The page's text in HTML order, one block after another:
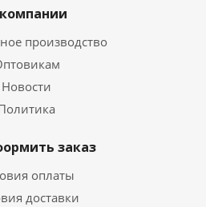
производство
Новости
заказ
оплаты
доставки